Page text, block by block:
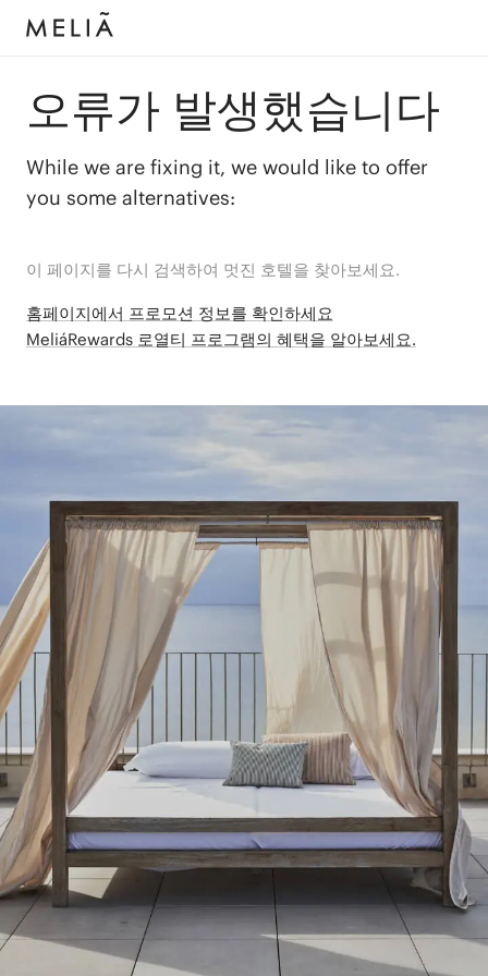
오류가 발생했습니다
While we are fixing it, we would like to offer
you some alternatives:
이 페이지를 다시 검색하여 멋진 호텔을 찾아보세요.
홈페이지에서 프로모션 정보를 확인하세요
MeliáRewards 로열티 프로그램의 혜택을 알아보세요.